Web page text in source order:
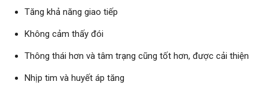
Tăng khả năng giao tiếp
Không cảm thấy đói
Thông thái hơn và tâm trạng cũng tốt hơn, được cải thiện
Nhịp tim và huyết áp tăng